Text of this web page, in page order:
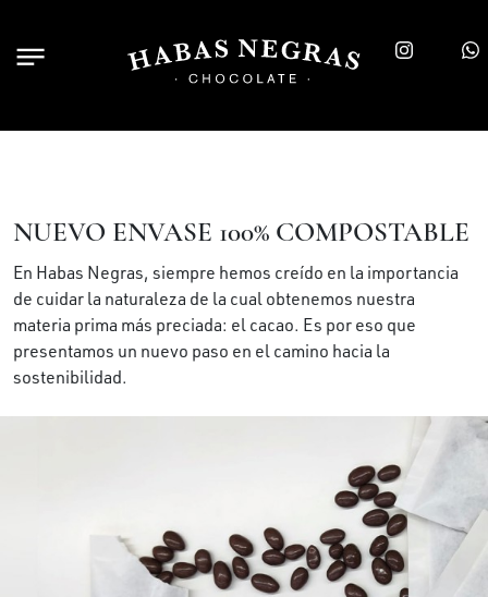
NUEVO ENVASE 100% COMPOSTABLE
En Habas Negras, siempre hemos creído en la importancia
de cuidar la naturaleza de la cual obtenemos nuestra
materia prima más preciada: el cacao. Es por eso que
presentamos un nuevo paso en el camino hacia la
sostenibilidad.